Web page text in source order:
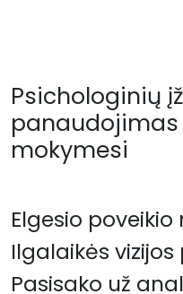
Psichologinių
mokymesi
Elgesio
Ilgalaikės
Pasisako už